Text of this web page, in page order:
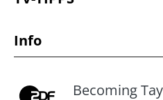
Info
Becoming